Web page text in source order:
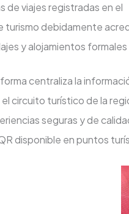
de viajes registradas en el
turismo debidamente
y alojamientos
centraliza la
circuito turístico de la
seguras y de
disponible en puntos